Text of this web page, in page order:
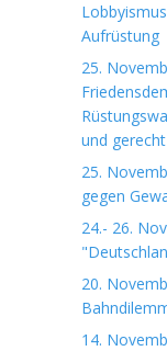
Aufrüstung
25.
und
25.
gegen
24.- 26.
20.
14.